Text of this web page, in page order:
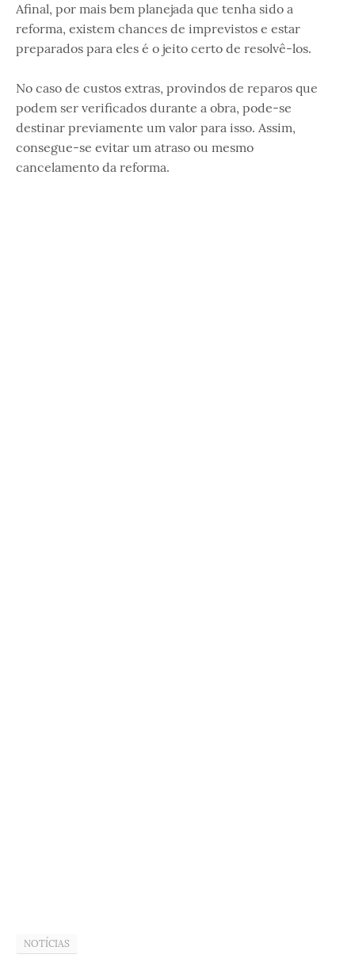
Afinal, por mais bem planejada que tenha sido a
reforma, existem chances de imprevistos e estar
preparados para eles é o jeito certo de resolvê-los.
No caso de custos extras, provindos de reparos que
podem ser verificados durante a obra, pode-se
destinar previamente um valor para isso. Assim,
consegue-se evitar um atraso ou mesmo
cancelamento da reforma.
NOTÍCIAS